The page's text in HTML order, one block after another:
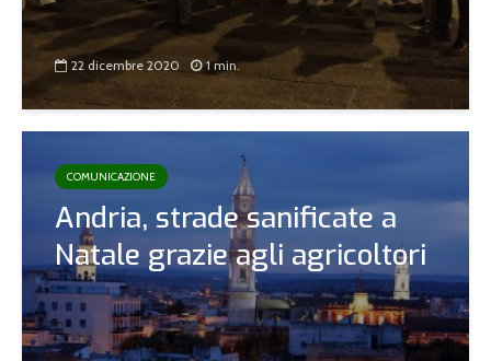
22 dicembre 2020 1 min.
COMUNICAZIONE
Andria, strade sanificate a
Natale grazie agli agricoltori